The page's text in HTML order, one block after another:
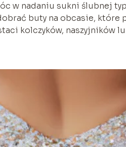
w nadaniu sukni ślubnej
buty na obcasie, które
kolczyków, naszyjników